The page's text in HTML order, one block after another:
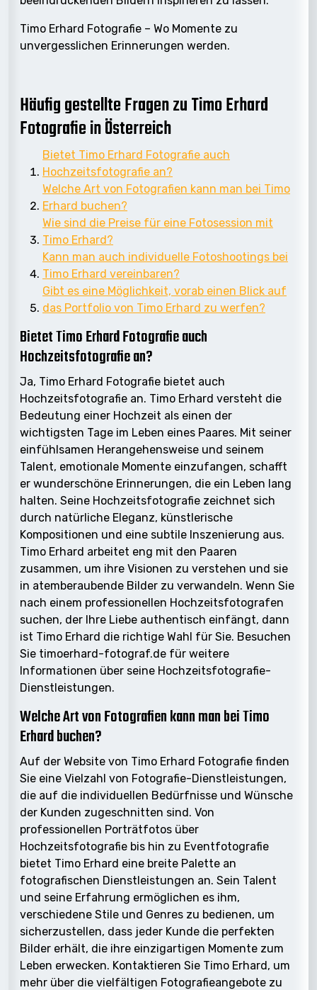
Timo Erhard Fotografie – Wo Momente zu
unvergesslichen Erinnerungen werden.
Häufig gestellte Fragen zu Timo Erhard
Fotografie in Österreich
Bietet Timo Erhard Fotografie auch
Hochzeitsfotografie an?
Welche Art von Fotografien kann man bei Timo
Erhard buchen?
Wie sind die Preise für eine Fotosession mit
Timo Erhard?
Kann man auch individuelle Fotoshootings bei
Timo Erhard vereinbaren?
Gibt es eine Möglichkeit, vorab einen Blick auf
das Portfolio von Timo Erhard zu werfen?
Bietet Timo Erhard Fotografie auch
Hochzeitsfotografie an?
Ja, Timo Erhard Fotografie bietet auch
Hochzeitsfotografie an. Timo Erhard versteht die
Bedeutung einer Hochzeit als einen der
wichtigsten Tage im Leben eines Paares. Mit seiner
einfühlsamen Herangehensweise und seinem
Talent, emotionale Momente einzufangen, schafft
er wunderschöne Erinnerungen, die ein Leben lang
halten. Seine Hochzeitsfotografie zeichnet sich
durch natürliche Eleganz, künstlerische
Kompositionen und eine subtile Inszenierung aus.
Timo Erhard arbeitet eng mit den Paaren
zusammen, um ihre Visionen zu verstehen und sie
in atemberaubende Bilder zu verwandeln. Wenn Sie
nach einem professionellen Hochzeitsfotografen
suchen, der Ihre Liebe authentisch einfängt, dann
ist Timo Erhard die richtige Wahl für Sie. Besuchen
Sie timoerhard-fotograf.de für weitere
Informationen über seine Hochzeitsfotografie-
Dienstleistungen.
Welche Art von Fotografien kann man bei Timo
Erhard buchen?
Auf der Website von Timo Erhard Fotografie finden
Sie eine Vielzahl von Fotografie-Dienstleistungen,
die auf die individuellen Bedürfnisse und Wünsche
der Kunden zugeschnitten sind. Von
professionellen Porträtfotos über
Hochzeitsfotografie bis hin zu Eventfotografie
bietet Timo Erhard eine breite Palette an
fotografischen Dienstleistungen an. Sein Talent
und seine Erfahrung ermöglichen es ihm,
verschiedene Stile und Genres zu bedienen, um
sicherzustellen, dass jeder Kunde die perfekten
Bilder erhält, die ihre einzigartigen Momente zum
Leben erwecken. Kontaktieren Sie Timo Erhard, um
mehr über die vielfältigen Fotografieangebote zu